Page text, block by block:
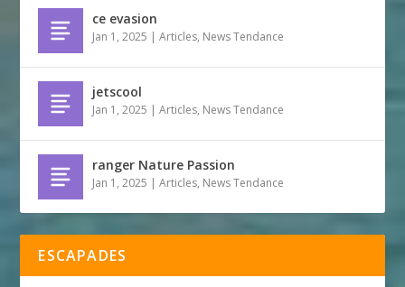
ce evasion
Jan 1, 2025 |Articles, News Tendance
jetscool
Jan 1, 2025 |Articles, News Tendance
ranger Nature Passion
Jan 1, 2025 |Articles, News Tendance
ESCAPADES